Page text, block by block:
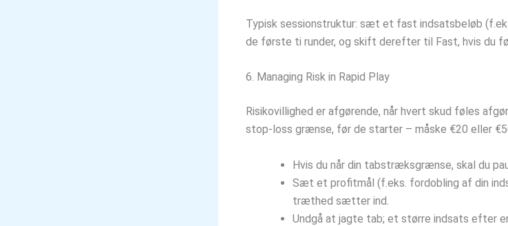
Typisk sessionstruktur: sæt et fast indsatsbeløb
de første ti runder, og skift derefter til Fast, hvis du
6. Managing Risk in Rapid Play
Risikovillighed er afgørende, når hvert skud føles
stop-loss grænse, før de starter – måske €20 eller
Hvis du når din tabstræksgrænse, skal du
Sæt et profitmål (f.eks. fordobling af din
træthed sætter ind.
Undgå at jagte tab; et større indsats efter